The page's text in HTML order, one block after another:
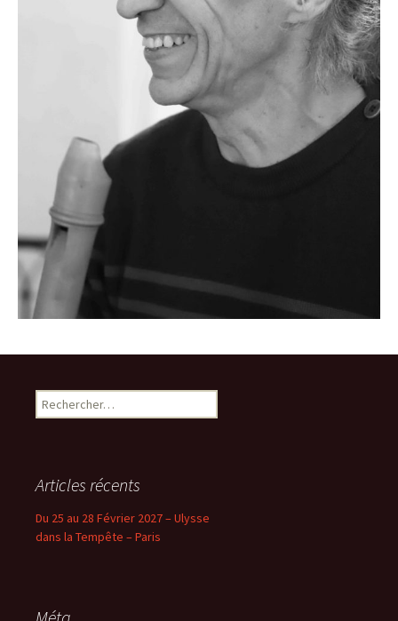
Rechercher :
Articles récents
Du 25 au 28 Février 2027 – Ulysse
dans la Tempête – Paris